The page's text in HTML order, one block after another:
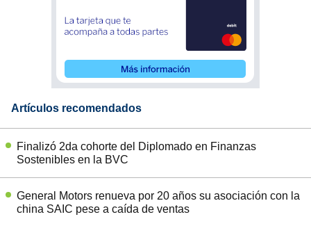
Artículos recomendados
Finalizó 2da cohorte del Diplomado en Finanzas
Sostenibles en la BVC
General Motors renueva por 20 años su asociación con la
china SAIC pese a caída de ventas